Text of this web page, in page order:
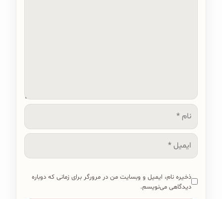
نام
ایمیل
ذخیره نام، ایمیل و وبسایت من در مرورگر برای زمانی که دوباره
دیدگاهی می‌نویسم.